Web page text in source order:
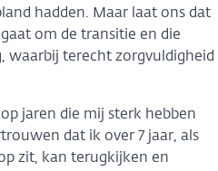
hadden. Maar laat ons dat
om de transitie en die
waarbij terecht zorgvuldigheid
jaren die mij sterk hebben
dat ik over 7 jaar, als
zit, kan terugkijken en